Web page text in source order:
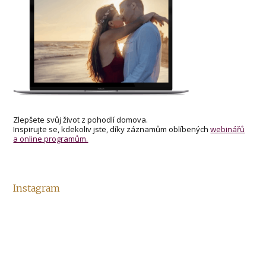
Zlepšete svůj život z pohodlí domova.
Inspirujte se, kdekoliv jste, díky záznamům oblíbenýchwebinářů
a online programům.
Instagram